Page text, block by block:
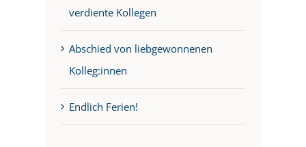
verdiente Kollegen
Abschied von liebgewonnenen
Kolleg:innen
Endlich Ferien!